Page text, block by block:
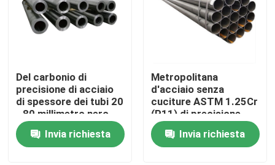
Casa
Prodotti
Del carbonio di
precisione di acciaio
di spessore dei tubi 20
- 80 millimetro nero
Invia richiesta
Metropolitana
d'acciaio senza
cuciture ASTM 1.25Cr
(P11) di precisione
trafilata a freddo
Invia richiesta